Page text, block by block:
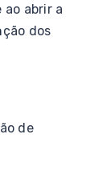
abrir a
dos
de